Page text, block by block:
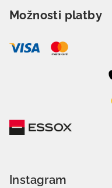
Možnosti platby
Instagram